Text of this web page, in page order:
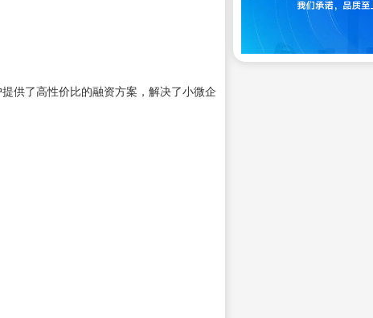
供了高性价比的融资方案，解决了小微企